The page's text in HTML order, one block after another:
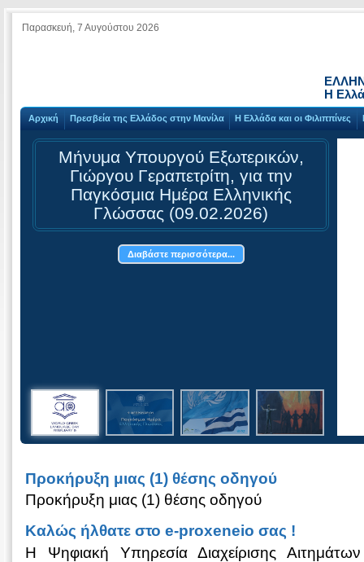
Παρασκευή, 7 Αυγούστου 2026
Η
Αρχική Πρεσβεία της Ελλάδος στην Μανίλα Η Ελλάδα και οι Φιλιππίνες
Μήνυμα Υπουργού Εξωτερικών,
Γιώργου Γεραπετρίτη, για την
Παγκόσμια Ημέρα Ελληνικής
Γλώσσας (09.02.2026)
Διαβάστε περισσότερα...
Προκήρυξη μιας (1) θέσης οδηγού
Προκήρυξη μιας (1) θέσης οδηγού
Καλώς ήλθατε στο e-proxeneio σας !
Η Ψηφιακή Υπηρεσία Διαχείρισης